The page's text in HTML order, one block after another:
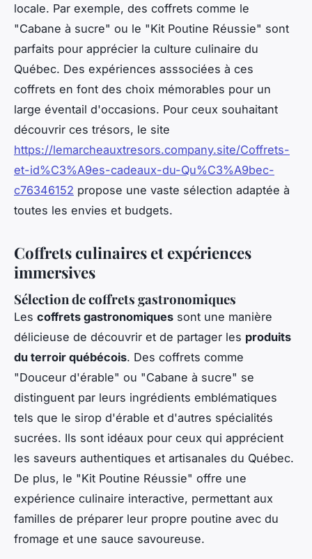
locale. Par exemple, des coffrets comme le
"Cabane à sucre" ou le "Kit Poutine Réussie" sont
parfaits pour apprécier la culture culinaire du
Québec. Des expériences asssociées à ces
coffrets en font des choix mémorables pour un
large éventail d'occasions. Pour ceux souhaitant
découvrir ces trésors, le site
https://lemarcheauxtresors.company.site/Coffrets-
et-id%C3%A9es-cadeaux-du-Qu%C3%A9bec-
c76346152 propose une vaste sélection adaptée à
toutes les envies et budgets.
Coffrets culinaires et expériences
immersives
Sélection de coffrets gastronomiques
Les coffrets gastronomiques sont une manière
délicieuse de découvrir et de partager les produits
du terroir québécois. Des coffrets comme
"Douceur d'érable" ou "Cabane à sucre" se
distinguent par leurs ingrédients emblématiques
tels que le sirop d'érable et d'autres spécialités
sucrées. Ils sont idéaux pour ceux qui apprécient
les saveurs authentiques et artisanales du Québec.
De plus, le "Kit Poutine Réussie" offre une
expérience culinaire interactive, permettant aux
familles de préparer leur propre poutine avec du
fromage et une sauce savoureuse.